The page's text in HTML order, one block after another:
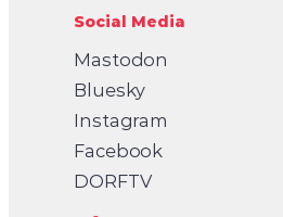
Social Media
Mastodon
Bluesky
Instagram
Facebook
DORFTV